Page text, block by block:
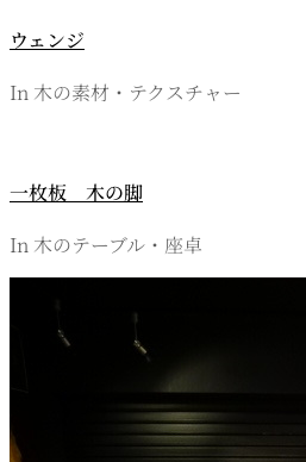
シ
ョ
ウェンジ
In 木の素材・テクスチャー
一枚板 木の脚
In 木のテーブル・座卓